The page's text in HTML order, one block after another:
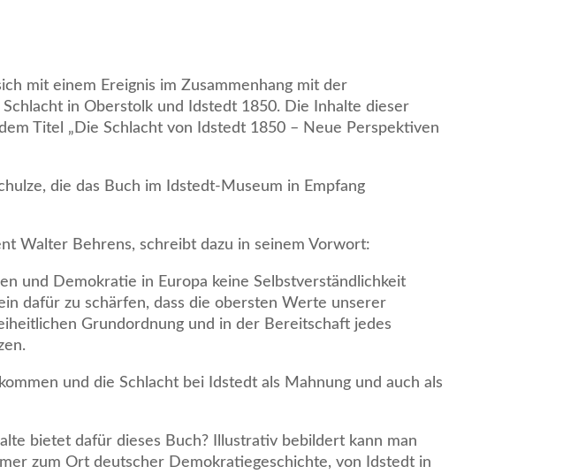
mit einem Ereignis im Zusammenhang mit der
in Oberstolk und Idstedt 1850. Die Inhalte dieser
Titel „Die Schlacht von Idstedt 1850 – Neue Perspektiven
die das Buch im Idstedt-Museum in Empfang
Walter Behrens, schreibt dazu in seinem Vorwort:
und Demokratie in Europa keine Selbstverständlichkeit
dafür zu schärfen, dass die obersten Werte unserer
Grundordnung und in der Bereitschaft jedes
und die Schlacht bei Idstedt als Mahnung und auch als
bietet dafür dieses Buch? Illustrativ bebildert kann man
zum Ort deutscher Demokratiegeschichte, von Idstedt in